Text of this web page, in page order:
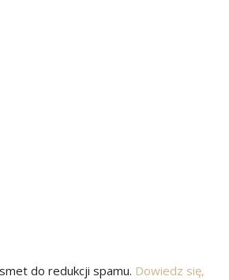
do redukcji spamu. Dowiedz się,